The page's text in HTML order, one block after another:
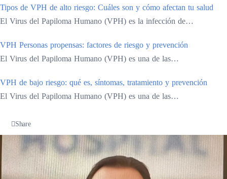
Tipos de VPH de alto riesgo: Cuáles son y cómo afectan tu salud
El Virus del Papiloma Humano (VPH) es la infección de…
VPH Personas propensas: factores de riesgo y prevención
El Virus del Papiloma Humano (VPH) es una de las…
VPH de bajo riesgo: qué es, síntomas, tratamiento y prevención
El Virus del Papiloma Humano (VPH) es una de las…
Share